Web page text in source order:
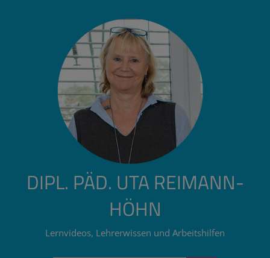
DIPL. PÄD. UTA REIMANN-
HÖHN
Lernvideos, Lehrerwissen und Arbeitshilfen